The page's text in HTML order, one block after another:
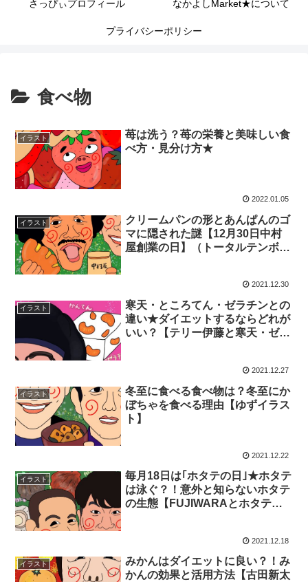
さっぴぃプロフィール なかよしMarket★について
プライバシーポリシー
食べ物
イラスト
苺は洗う？苺の栄養と美味しい食
べ方・見分け方★
2022.01.05
イラスト
クリームパンの形とあんぱんのゴ
マに隠された謎【12月30日中村
屋創業の日】（トータルテンボス
2021.12.30
イラスト
寒天・ところてん・ゼラチンとの
違い★ダイエットするならどれが
いい？【テリー伊藤と寒天・ゼラ
2021.12.27
イラスト
冬至に食べる食べ物は？冬至にか
ぼちゃを食べる理由【ゆずイラス
ト】
2021.12.22
イラスト
毎月18日は｢ホタテの日｣★ホタテ
は泳ぐ？！意外と知らないホタテ
の生態【FUJIWARAとホタテ・
2021.12.18
イラスト
みかんはダイエットに良い？！み
かんの効果と活用方法【古田新太